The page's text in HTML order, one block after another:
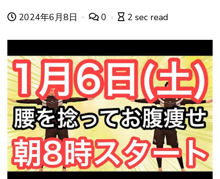
2024年6月8日 0 2 sec read